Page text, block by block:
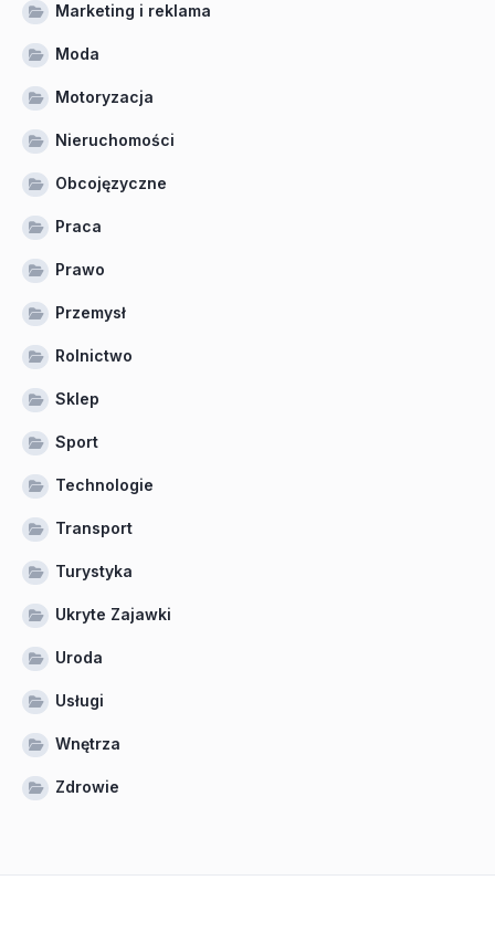
Marketing i reklama
Moda
Motoryzacja
Nieruchomości
Obcojęzyczne
Praca
Prawo
Przemysł
Rolnictwo
Sklep
Sport
Technologie
Transport
Turystyka
Ukryte Zajawki
Uroda
Usługi
Wnętrza
Zdrowie